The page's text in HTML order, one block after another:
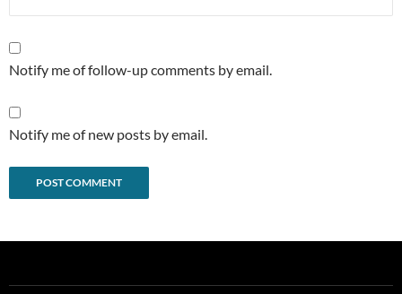
Notify me of follow-up comments by email.
Notify me of new posts by email.